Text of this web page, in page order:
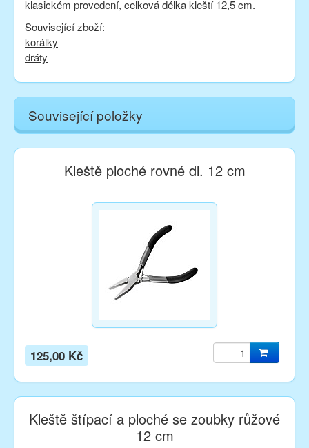
klasickém provedení, celková délka kleští 12,5 cm.
Související zboží:
korálky
dráty
Související položky
Kleště ploché rovné dl. 12 cm
125,00 Kč
Kleště štípací a ploché se zoubky růžové
12 cm